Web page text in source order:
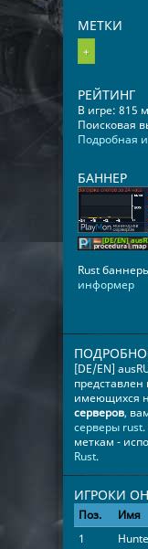
МЕТКИ
+
РЕЙТИНГ
В игре: 815
Поисковая
Подробная
БАННЕР
Rust
информер
[DE/EN]
представлен
имеющихся
серверов,
серверы rust
меткам -
Rust.
ИГРОКИ
Поз. Имя
1